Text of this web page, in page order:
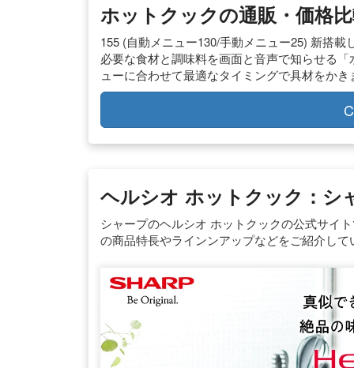
ホットクックの通販・価格
155 (自動メニュー130/手動メニュー25) 新搭
必要な食材と調味料を画面と音声で知らせる
ューに合わせて最適なタイミングで具材をか
ヘルシオ ホットクック：シ
シャープのヘルシオ ホットクックの公式サイ
の商品特長やラインンアップなどをご紹介して